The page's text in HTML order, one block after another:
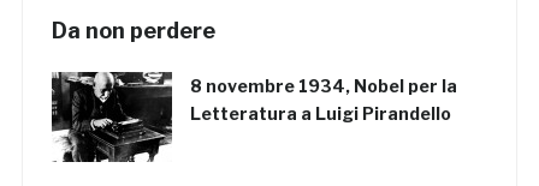
Da non perdere
8 novembre 1934, Nobel per la
Letteratura a Luigi Pirandello